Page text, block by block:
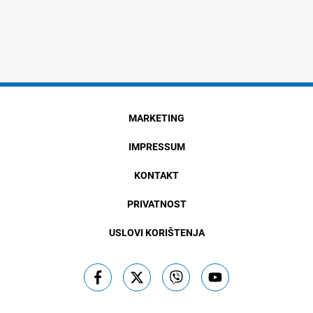
MARKETING
IMPRESSUM
KONTAKT
PRIVATNOST
USLOVI KORIŠTENJA